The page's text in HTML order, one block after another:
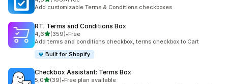
106 recensioni totali
Add customizable Terms & Conditions checkboxes
RT: Terms and Conditions Box
4,6stelle su 5
(359)
359 recensioni totali
•Free
Add terms and conditions checkbox, terms checkbox to Cart
Built for Shopify
Checkbox Assistant: Terms Box
5,0stelle su 5
(39)•Free plan available